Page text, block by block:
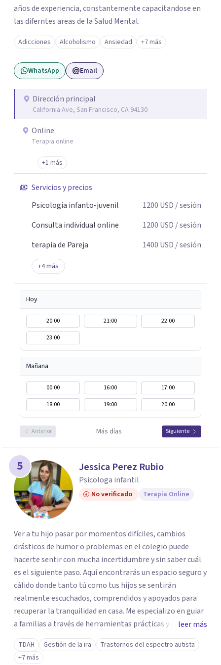
años de experiencia, constantemente capacitandose en
las diferntes areas de la Salud Mental.
Adicciones Alcoholismo Ansiedad +7 más
WhatsApp Email
Dirección principal
California Ave, San Francisco, CA 94130
Online
Terapia online
+1 más
Servicios y precios
Psicología infanto-juvenil
1200 USD / sesión
Consulta individual online
1200 USD / sesión
terapia de Pareja
1400 USD / sesión
+4más
Hoy
20:00 21:00
22:00
23:00
Mañana
00:00 16:00
17:00
18:00
19:00 20:00
Anterior Más días Siguiente
5 Jessica Perez Rubio
Psicologa infantil
No verificado Terapia Online
Ver a tu hijo pasar por momentos difíciles, cambios
drásticos de humor o problemas en el colegio puede
hacerte sentir con mucha incertidumbre y sin saber cuál
es el siguiente paso. Aquí encontrarás un espacio seguro y
cálido donde tanto tú como tus hijos se sentirán
realmente escuchados, comprendidos y apoyados para
recuperar la tranquilidad en casa. Me especializo en guiar
a familias a través de herramientas prácticas y dinámicas
adaptadas a la edad de cada menor, dejando de lado las
etiquetas y los tecnicismos. Mi forma de trabajar se
centra en entender las emociones que hay detrás del
leer más
TDAH Gestión de la ira
Trastornos del espectro autista
+7 más